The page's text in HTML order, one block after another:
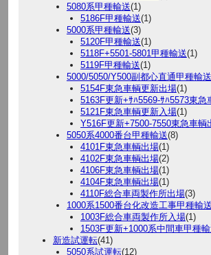
5080系甲種輸送(1)
5186F甲種輸送(1)
5000系甲種輸送(3)
5120F甲種輸送(1)
5118F+5501-5801甲種輸送(1)
5119F甲種輸送(1)
5000/5050/Y500副都心直通甲種輸送
5154F東急車輌更新出場(1)
5163F更新+ｻﾊ5569-ｻﾊ5573東急
5121F東急車輌更新入場(1)
Y516F更新+7500-7550東急車輌
5050系4000番台甲種輸送(8)
4101F東急車輌出場(1)
4102F東急車輌出場(2)
4106F東急車輌出場(1)
4104F東急車輌出場(1)
4110F総合車両製作所出場(3)
1000系1500番台化改造工事甲種輸送
1003F総合車両製作所入場(1)
1503F更新+1000系中間車甲種
新造試運転(41)
5050系試運転(12)